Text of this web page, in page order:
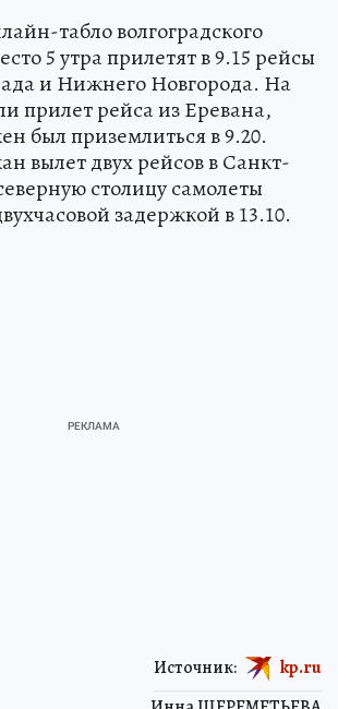
табло волгоградского
5 утра прилетят в 9.15 рейсы
и Нижнего Новгорода. На
прилет рейса из Еревана,
был приземлиться в 9.20.
вылет двух рейсов в Санкт-
столицу самолеты
задержкой в 13.10.
Источник: kp.ru